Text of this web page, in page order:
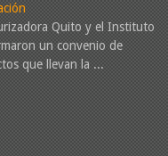
Quito y el Instituto
un convenio de
que llevan la ...